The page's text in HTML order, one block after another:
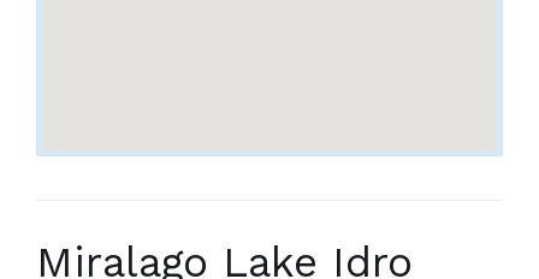
Miralago Lake Idro